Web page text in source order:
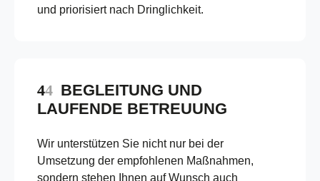
und priorisiert nach Dringlichkeit.
BEGLEITUNG UND
LAUFENDE BETREUUNG
Wir unterstützen Sie nicht nur bei der
Umsetzung der empfohlenen Maßnahmen,
sondern stehen Ihnen auf Wunsch auch